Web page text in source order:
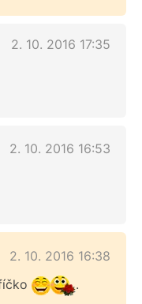
2. 10. 2016 17:35
2. 10. 2016 16:53
2. 10. 2016 16:38
.